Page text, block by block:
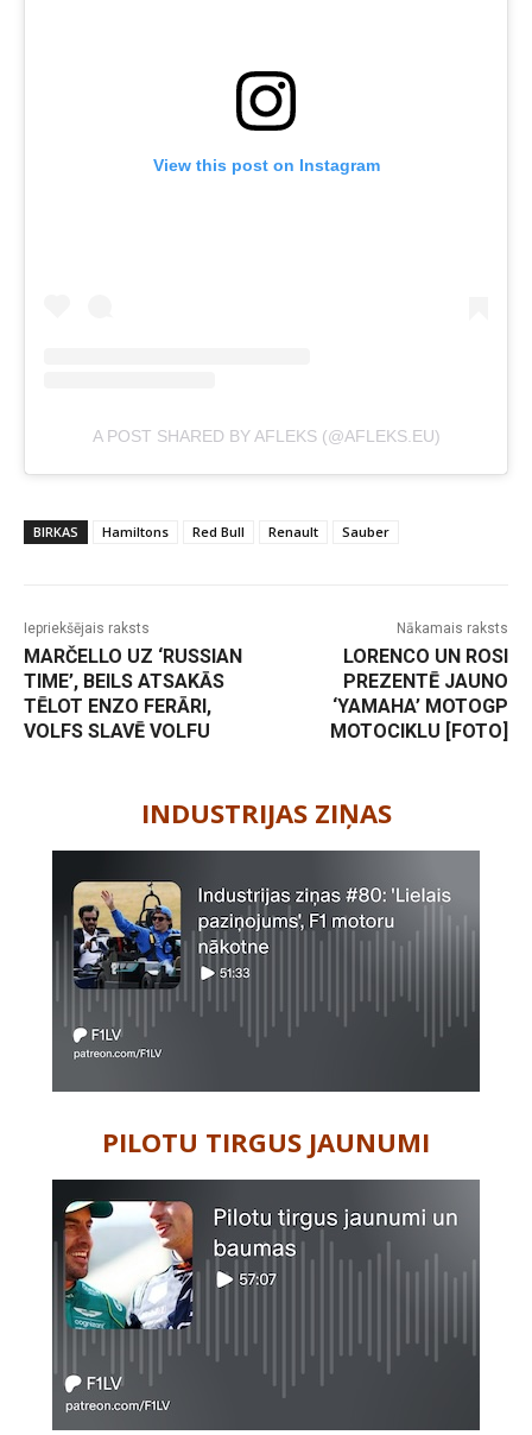
View this post on Instagram
A POST SHARED BY AFLEKS (@AFLEKS.EU)
BIRKAS Hamiltons Red Bull Renault Sauber
Iepriekšējais raksts
MARČELLO UZ ‘RUSSIAN
TIME’, BEILS ATSAKĀS
TĒLOT ENZO FERĀRI,
VOLFS SLAVĒ VOLFU
Nākamais raksts
LORENCO UN ROSI
PREZENTĒ JAUNO
‘YAMAHA’ MOTOGP
MOTOCIKLU [FOTO]
INDUSTRIJAS ZIŅAS
PILOTU TIRGUS JAUNUMI